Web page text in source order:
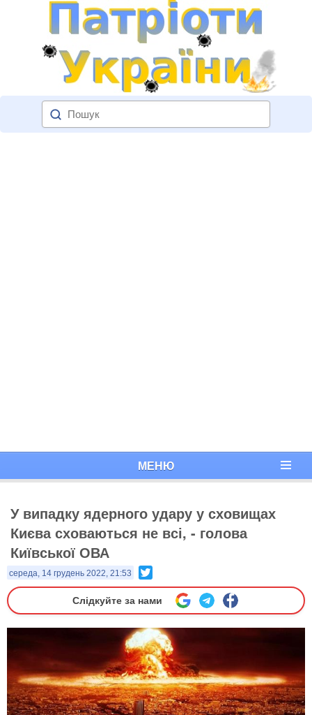
МЕНЮ
У випадку ядерного удару у сховищах
Києва сховаються не всі, - голова
Київської ОВА
середа, 14 грудень 2022, 21:53
Слідкуйте за нами